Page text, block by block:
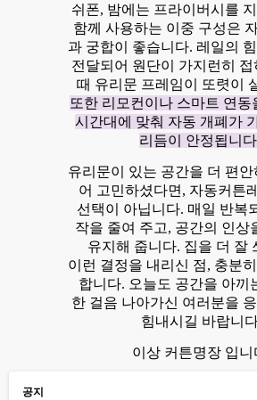
쉬폰, 밤에는 프라이버시를
함께 사용하는 이중 구성은
과 궁합이 좋습니다. 레일의
전달되어 원단이 가지런히 접
때 유리문 프레임이 또렷이
또한 리모컨이나 스마트 연동
시간대에 맞춰 자동 개폐가
리듬이 안정됩니
유리문이 있는 공간을 더 편안
어 고민하셨다면, 자동커튼
선택이 아닙니다. 매일 반복
작을 줄여 주고, 공간의 인상
유지해 줍니다. 집을 더 잘
이런 결정을 내리신 점, 충분
합니다. 오늘도 공간을 아끼
한 걸음 나아가신 여러분을
힘내시길 바랍니
이상 커튼명장 입니
공지